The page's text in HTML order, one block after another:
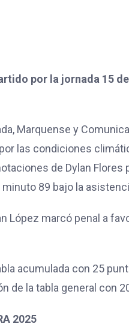
por la jornada 15
Marquense y
las condiciones
de Dylan
89 bajo la
López marcó penal a
acumulada con 25
de la tabla general con
2025